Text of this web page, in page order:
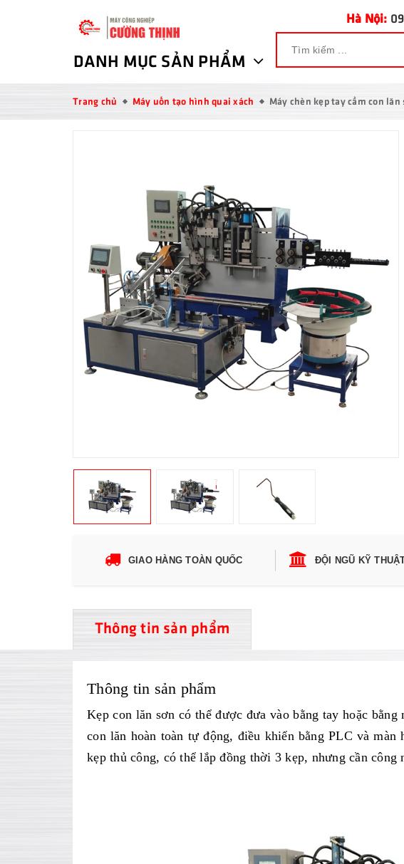
DANH MỤC SẢN PHẨM
Hà Nội:
Trang chủ Máy uốn tạo hình quai xách Máy chèn kẹp tay cầm con lăn
GIAO HÀNG TOÀN QUỐC ĐỘI NGŨ KỸ
Thông tin sản phẩm
Thông tin sản phẩm
Kẹp con lăn sơn có thể được đưa vào bằng tay hoặc
con lăn hoàn toàn tự động, điều khiển bằng PLC và
kẹp thủ công, có thể lắp đồng thời 3 kẹp, nhưng cần công